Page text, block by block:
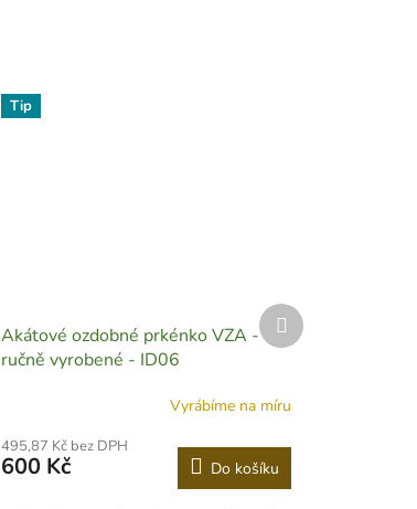
Tip
Akátové ozdobné prkénko VZA -
ručně vyrobené - ID06
Vyrábíme na míru
495,87 Kč bez DPH
600 Kč Do košíku
Další
produkt